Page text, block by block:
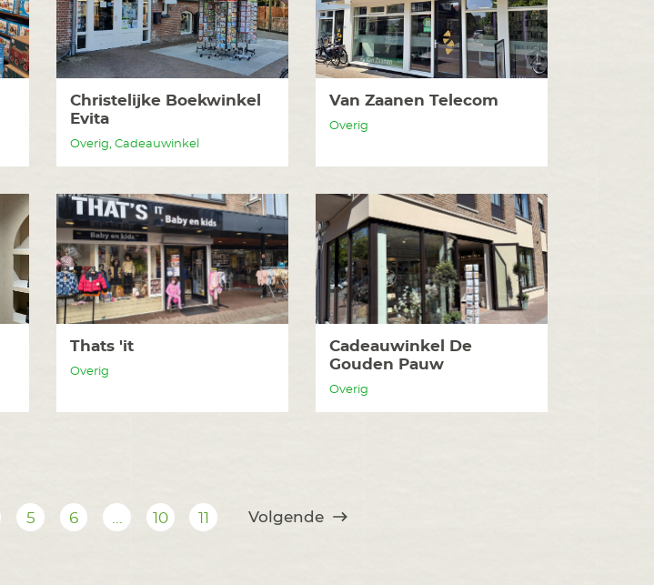
Christelijke Boekwinkel
Evita
Overig, Cadeauwinkel
Van Zaanen Telecom
Overig
Thats 'it
Overig
Cadeauwinkel De
Gouden Pauw
Overig
5 6 10 11 Volgende